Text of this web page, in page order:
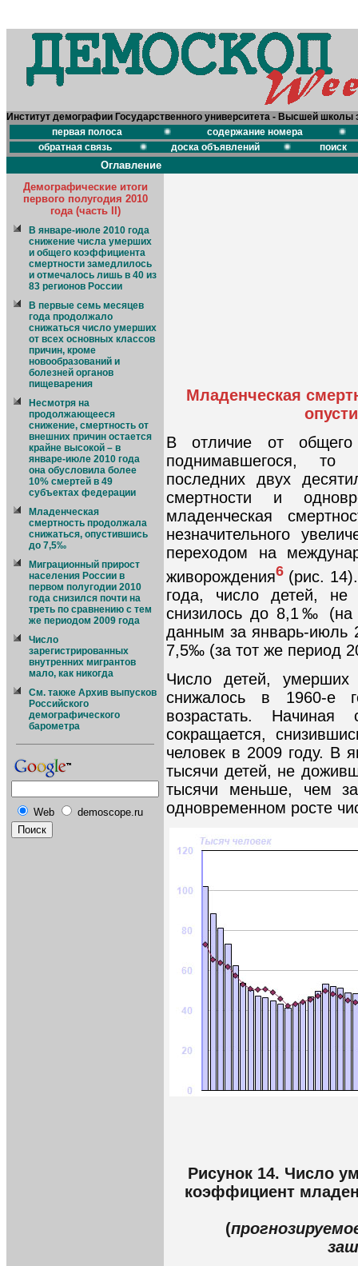
Институт демографии Государственного университета - Высшей школы
первая полоса
содержание номера
обратная связь
доска объявлений поиск
Оглавление
Демографические итоги
первого полугодия 2010
года (часть II)
В январе-июле 2010 года
снижение числа умерших
и общего коэффициента
смертности замедлилось
и отмечалось лишь в 40 из
83 регионов России
В первые семь месяцев
года продолжало
снижаться число умерших
от всех основных классов
причин, кроме
новообразований и
болезней органов
пищеварения
Несмотря на
продолжающееся
снижение, смертность от
внешних причин остается
крайне высокой – в
январе-июле 2010 года
она обусловила более
10% смертей в 49
субъектах федерации
Младенческая
смертность продолжала
снижаться, опустившись
до 7,5‰
Миграционный прирост
населения России в
первом полугодии 2010
года снизился почти на
треть по сравнению с тем
же периодом 2009 года
Число
зарегистрированных
внутренних мигрантов
мало, как никогда
См. также Архив выпусков
Российского
демографического
барометра
Web demoscope.ru
Младенческая
В отличие от общего
поднимавшегося, то
последних двух
смертности и
младенческая
незначительного
переходом на
живорождения6 (рис.
года, число детей,
снизилось до 8,1‰
данным за январь-июль
7,5‰ (за тот же период
Число детей,
снижалось в 1960-е
возрастать.
сокращается,
человек в 2009 году. В
тысячи детей, не
тысячи меньше, чем
одновременном росте
Рисунок 14. Число
коэффициент
(